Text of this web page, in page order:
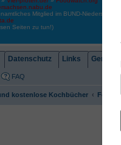
Mitglied im BUND-
Seiten zu tun!)
Datenschutz Links
FAQ
kostenlose Kochbücher Foren-